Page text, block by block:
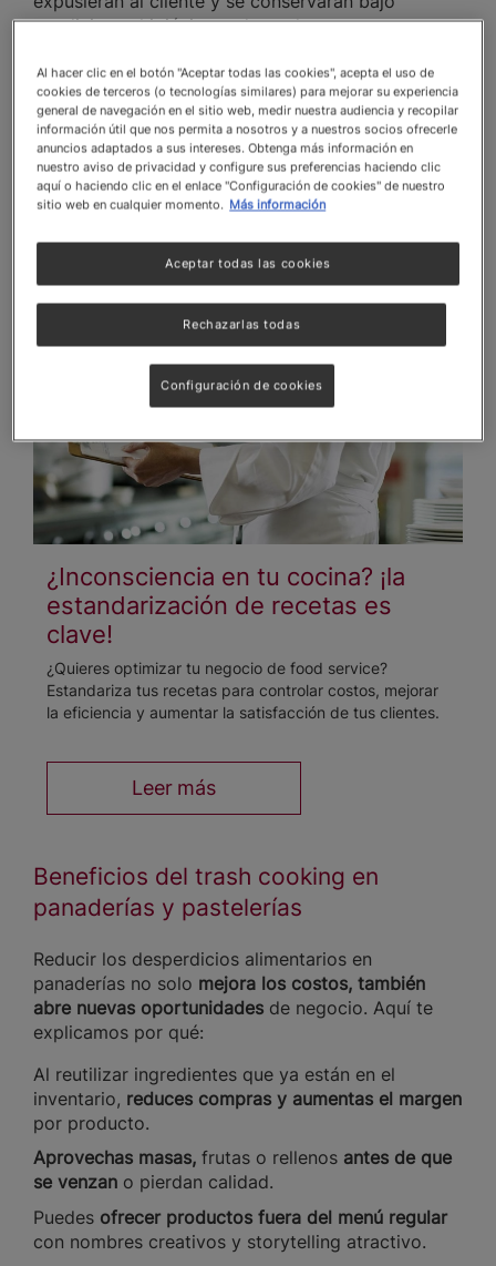
condiciones higiénicas adecuadas.
Aplicar la cocina de aprovechamiento no requiere
equipos sofisticados ni procesos complejos. La
clave estener una mentalidad abierta, creatividad,
y estandarizarciertas recetas con los sobrantes
más frecuentes.
¿Inconsciencia en tu cocina? ¡la
estandarización de recetas es
clave!
¿Quieres optimizar tu negocio de food service?
Estandariza tus recetas para controlar costos, mejorar
la eficiencia y aumentar la satisfacción de tus clientes.
Leer más
Beneficios del trash cooking en
panaderías y pastelerías
Reducir los desperdicios alimentarios en
panaderías no solo mejora los costos, también
abre nuevas oportunidades de negocio. Aquí te
explicamos por qué:
Al reutilizar ingredientes que ya están en el
inventario, reduces compras y aumentas el margen
por producto.
Aprovechas masas, frutas o rellenos antes de que
se venzan o pierdan calidad.
Puedes ofrecer productos fuera del menú regular
con nombres creativos y storytelling atractivo.
Al hacer clic en el botón "Aceptar todas las cookies", acepta el uso de
cookies de terceros (o tecnologías similares) para mejorar su experiencia
general de navegación en el sitio web, medir nuestra audiencia y recopilar
información útil que nos permita a nosotros y a nuestros socios ofrecerle
anuncios adaptados a sus intereses. Obtenga más información en
nuestro aviso de privacidad y configure sus preferencias haciendo clic
aquí o haciendo clic en el enlace "Configuración de cookies" de nuestro
sitio web en cualquier momento. Más información
Rechazarlas todas
Aceptar todas las cookies
Configuración de cookies